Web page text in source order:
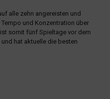
alle zehn angereisten und
und Konzentration über
somit fünf Spieltage vor dem
hat aktuelle die besten